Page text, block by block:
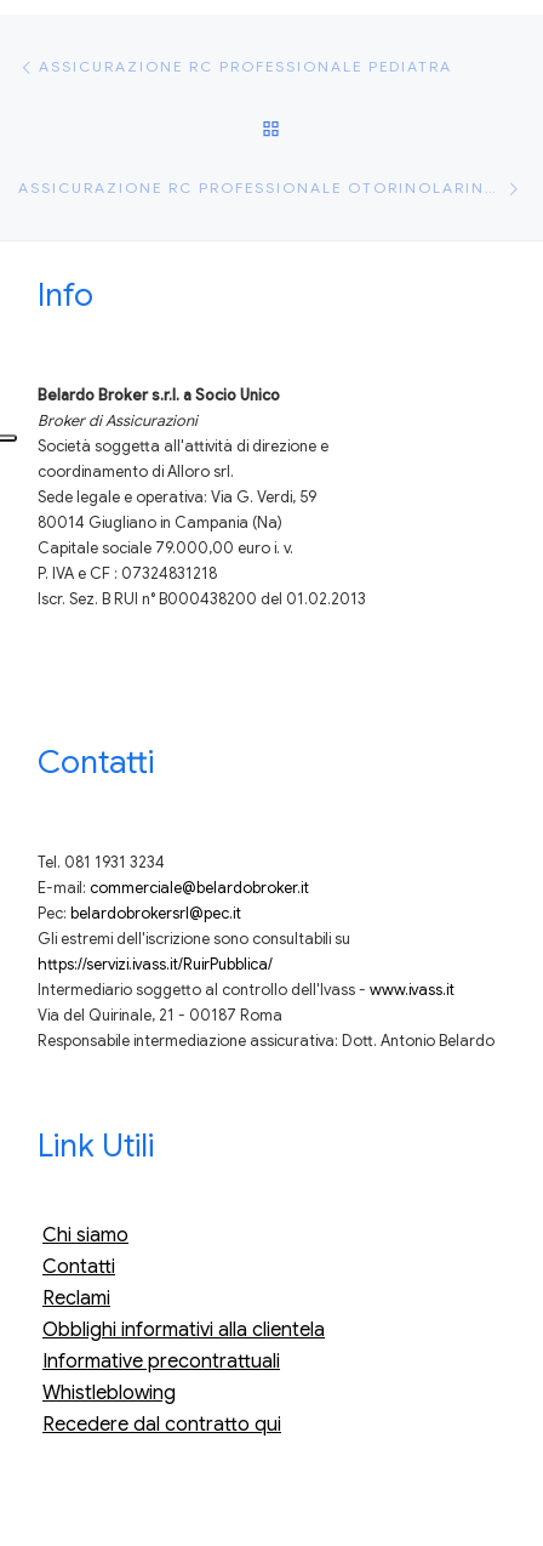
Navigazione articoli
ASSICURAZIONE RC PROFESSIONALE PEDIATRA
ASSICURAZIONE RC PROFESSIONALE OTORINOLARINGOIATRA
Info
Belardo Broker s.r.l.a Socio Unico
Broker di Assicurazioni
Società soggetta all'attività di direzione e
coordinamento di Alloro srl.
Sede legale e operativa: Via G. Verdi, 59
80014 Giugliano in Campania (Na)
Capitale sociale 79.000,00 euro i. v.
P. IVA e CF : 07324831218
Iscr. Sez. B RUI n° B000438200 del 01.02.2013
Contatti
Tel. 081 1931 3234
E-mail: commerciale@belardobroker.it
Pec: belardobrokersrl@pec.it
Gli estremi dell'iscrizione sono consultabili su
https://servizi.ivass.it/RuirPubblica/
Intermediario soggetto al controllo dell'Ivass - www.ivass.it
Via del Quirinale, 21 - 00187 Roma
Responsabile intermediazione assicurativa: Dott. Antonio Belardo
Link Utili
Chi siamo
Contatti
Reclami
Obblighi informativi alla clientela
Informative precontrattuali
Whistleblowing
Recedere dal contratto qui